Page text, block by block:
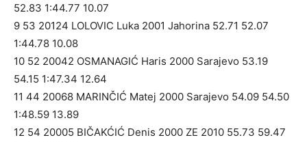
52.83 1:44.77 10.07
9 53 20124 LOLOVIC Luka 2001 Jahorina 52.71 52.07
1:44.78 10.08
10 52 20042 OSMANAGIĆ Haris 2000 Sarajevo 53.19
54.15 1:47.34 12.64
11 44 20068 MARINČIĆ Matej 2000 Sarajevo 54.09 54.50
1:48.59 13.89
12 54 20005 BIČAKĆIĆ Denis 2000 ZE 2010 55.73 59.47